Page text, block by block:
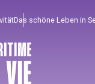
Das schöne Leben in